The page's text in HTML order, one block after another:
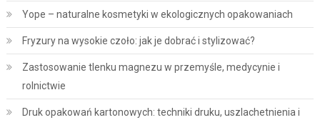
Yope – naturalne kosmetyki w ekologicznych opakowaniach
Fryzury na wysokie czoło: jak je dobrać i stylizować?
Zastosowanie tlenku magnezu w przemyśle, medycynie i
rolnictwie
Druk opakowań kartonowych: techniki druku, uszlachetnienia i